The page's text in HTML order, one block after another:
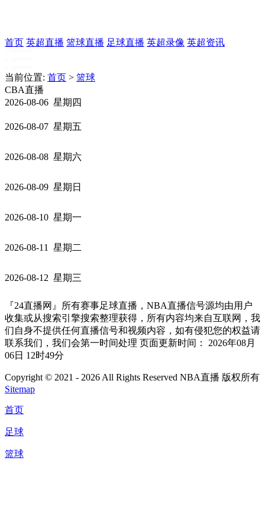
首页 英超直播 篮球直播 足球直播 英超录像 英超资讯
当前位置: 首页 > 篮球
CBA直播
2026-08-06 星期四
2026-08-07 星期五
2026-08-08 星期六
2026-08-09 星期日
2026-08-10 星期一
2026-08-11 星期二
2026-08-12 星期三
『24直播网』所有赛事足球直播，NBA直播信号源均由用户
收集或从搜索引擎搜索整理获得，所有内容均来自互联网，我
们自身不提供任何直播信号和视频内容，如有侵犯您的权益请
联系我们，我们会第一时间处理 页面更新时间： 2026年08月
06日 12时49分
Copyright © 2021 - 2026 All Rights Reserved NBA直播 版权所有
Sitemap
首页
足球
篮球